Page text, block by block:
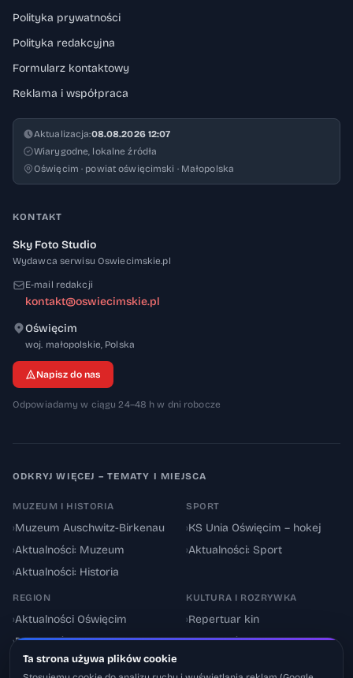
Polityka prywatności
Polityka redakcyjna
Formularz kontaktowy
Reklama i współpraca
Aktualizacja:08.08.2026 12:07
Wiarygodne, lokalne źródła
Oświęcim · powiat oświęcimski · Małopolska
KONTAKT
Sky Foto Studio
Wydawca serwisu Oswiecimskie.pl
E-mail redakcji
kontakt@oswiecimskie.pl
Oświęcim
woj. małopolskie, 32-600
Polska
Napisz do nas
Odpowiadamy w ciągu 24–48 h w dni robocze
ODKRYJ WIĘCEJ – TEMATY I MIEJSCA
MUZEUM I HISTORIA
›Muzeum Auschwitz-Birkenau
›Aktualności: Muzeum
›Aktualności: Historia
SPORT
›KS Unia Oświęcim – hokej
›Aktualności: Sport
REGION
›Aktualności Oświęcim
›Powiat oświęcimski
Utrudnienia drogowe
KULTURA I ROZRYWKA
›Repertuar kin
›Aktualności: Kultura
Ta strona używa plików cookie